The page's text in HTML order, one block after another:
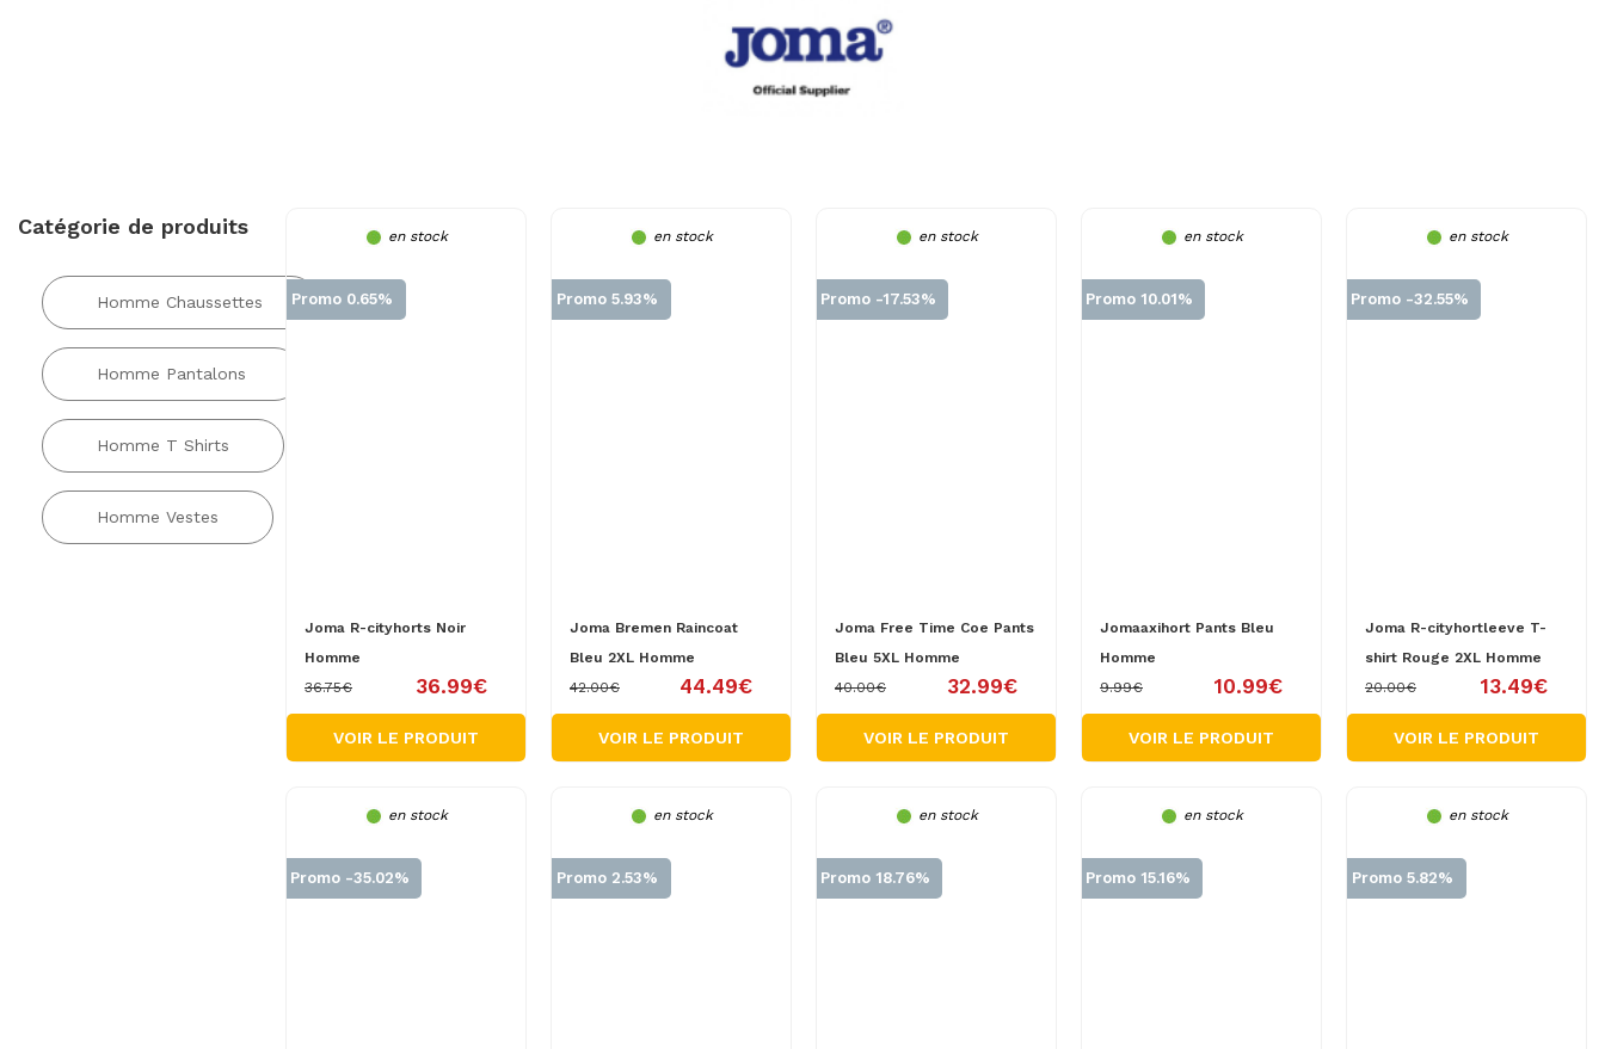
Catégorie de produits
Homme Chaussettes
Homme Pantalons
Homme T Shirts
Homme Vestes
en stock
Promo 0.65%
Joma R-cityhorts Noir
Homme
36.99€
36.75€
VOIR LE PRODUIT
en stock
Promo 5.93%
Joma Bremen Raincoat
Bleu 2XL Homme
44.49€
42.00€
VOIR LE PRODUIT
en stock
Promo -17.53%
Joma Free Time Coe Pants
Bleu 5XL Homme
32.99€
40.00€
VOIR LE PRODUIT
en stock
Promo 10.01%
Jomaaxihort Pants Bleu
Homme
10.99€
9.99€
VOIR LE PRODUIT
en stock
Promo -32.55%
Joma R-cityhortleeve T-
shirt Rouge 2XL Homme
13.49€
20.00€
VOIR LE PRODUIT
en stock
Promo -35.02%
en stock
Promo 2.53%
en stock
Promo 18.76%
en stock
Promo 15.16%
en stock
Promo 5.82%